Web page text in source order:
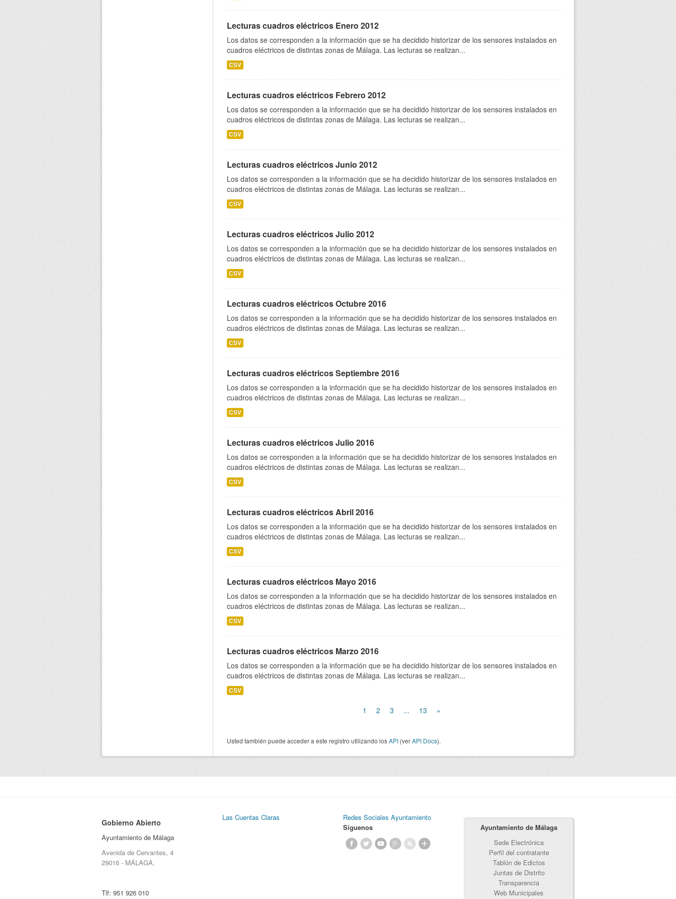
Lecturas cuadros eléctricos Enero 2012
Los datos se corresponden a la información que se ha decidido historizar de los sensores instalados en
cuadros eléctricos de distintas zonas de Málaga. Las lecturas se realizan...
CSV
Lecturas cuadros eléctricos Febrero 2012
Los datos se corresponden a la información que se ha decidido historizar de los sensores instalados en
cuadros eléctricos de distintas zonas de Málaga. Las lecturas se realizan...
CSV
Lecturas cuadros eléctricos Junio 2012
Los datos se corresponden a la información que se ha decidido historizar de los sensores instalados en
cuadros eléctricos de distintas zonas de Málaga. Las lecturas se realizan...
CSV
Lecturas cuadros eléctricos Julio 2012
Los datos se corresponden a la información que se ha decidido historizar de los sensores instalados en
cuadros eléctricos de distintas zonas de Málaga. Las lecturas se realizan...
CSV
Lecturas cuadros eléctricos Octubre 2016
Los datos se corresponden a la información que se ha decidido historizar de los sensores instalados en
cuadros eléctricos de distintas zonas de Málaga. Las lecturas se realizan...
CSV
Lecturas cuadros eléctricos Septiembre 2016
Los datos se corresponden a la información que se ha decidido historizar de los sensores instalados en
cuadros eléctricos de distintas zonas de Málaga. Las lecturas se realizan...
CSV
Lecturas cuadros eléctricos Julio 2016
Los datos se corresponden a la información que se ha decidido historizar de los sensores instalados en
cuadros eléctricos de distintas zonas de Málaga. Las lecturas se realizan...
CSV
Lecturas cuadros eléctricos Abril 2016
Los datos se corresponden a la información que se ha decidido historizar de los sensores instalados en
cuadros eléctricos de distintas zonas de Málaga. Las lecturas se realizan...
CSV
Lecturas cuadros eléctricos Mayo 2016
Los datos se corresponden a la información que se ha decidido historizar de los sensores instalados en
cuadros eléctricos de distintas zonas de Málaga. Las lecturas se realizan...
CSV
Lecturas cuadros eléctricos Marzo 2016
Los datos se corresponden a la información que se ha decidido historizar de los sensores instalados en
cuadros eléctricos de distintas zonas de Málaga. Las lecturas se realizan...
CSV
1 2 3 ... 13 »
Usted también puede acceder a este registro utilizando losAPI (verAPI Docs).
Gobierno Abierto
Ayuntamiento de Málaga
Avenida de Cervantes, 4
29016 - MÁLAGA.
Tlf: 951 926 010
Las Cuentas Claras
Redes Sociales Ayuntamiento
Síguenos
Ayuntamiento de Málaga
Sede Electrónica
Perfil del contratante
Tablón de Edictos
Juntas de Distrito
Transparencia
Web Municipales